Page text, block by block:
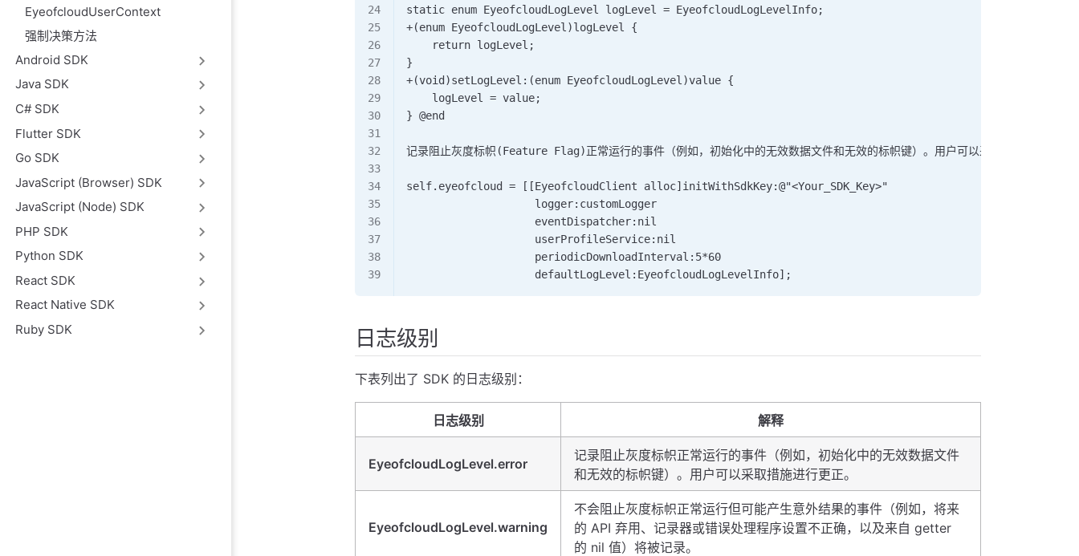
EyeofcloudUserContext
强制决策方法
Android SDK
Java SDK
C# SDK
Flutter SDK
Go SDK
JavaScript (Browser) SDK
JavaScript (Node) SDK
PHP SDK
Python SDK
React SDK
React Native SDK
Ruby SDK
static enum EyeofcloudLogLevel logLevel = EyeofcloudLogLevelInfo;
+(enum EyeofcloudLogLevel)logLevel {
    return logLevel;
}
+(void)setLogLevel:(enum EyeofcloudLogLevel)value {
    logLevel = value;
} @end
记录阻止灰度标帜(Feature Flag)正常运行的事件（例如，初始化中的无效数据文件和无效的标帜键）。用户可以采取措施进行更正
self.eyeofcloud = [[EyeofcloudClient
                    logger:customLogger
                    eventDispatcher:nil
                    userProfileService:nil
                    periodicDownloadInterval:5*60
                    defaultLogLevel:EyeofcloudLogLevelInfo];
日志级别
下表列出了 SDK 的日志级别：
日志级别 解释
EyeofcloudLogLevel.error
记录阻止灰度标帜正常运行的事件（例如，初始化中的无效数据文件
和无效的标帜键）。用户可以采取措施进行更正。
EyeofcloudLogLevel.warning
不会阻止灰度标帜正常运行但可能产生意外结果的事件（例如，将来
的 API 弃用、记录器或错误处理程序设置不正确，以及来自 getter
的 nil 值）将被记录。